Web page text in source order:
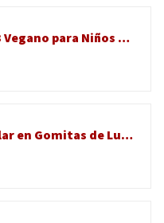
NORSAN Omega 3 Vegano para Niños en Gominolas – 45 Gummies con Aceite de Algas con EPA y DHA – 220 mg por Gominola Sabor Tutti Frutti - Sin Azúcares Añadidos
Suplemento Ocular en Gomitas de Luteína con Zeaxantina Sabor Arándano 60 Uds para Cuidado Diario de los Ojos